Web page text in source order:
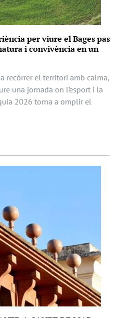
per viure el Bages pas
i convivència en un
recórrer el territori amb calma,
una jornada on l’esport i la
2026 torna a omplir el